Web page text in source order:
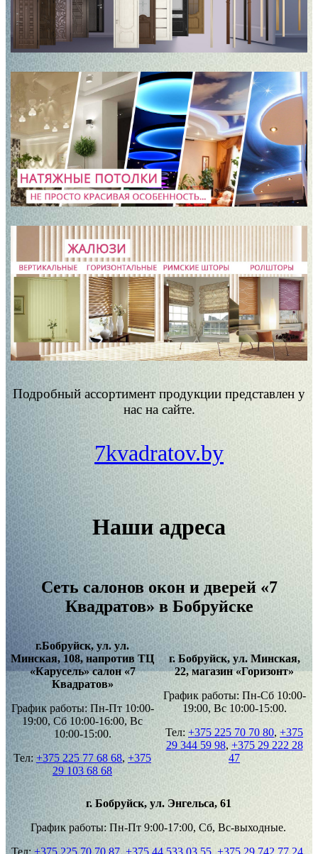
Подробный ассортимент продукции представлен у
нас на сайте.
7kvadratov.by
Наши адреса
Сеть салонов окон и дверей «7
Квадратов» в Бобруйске
г.Бобруйск, ул. ул.
Минская, 108, напротив ТЦ
«Карусель» салон «7
Квадратов»
График работы: Пн-Пт 10:00-
19:00, Сб 10:00-16:00, Вс
10:00-15:00.
Тел:+375 225 77 68 68, +375
29 103 68 68
г. Бобруйск, ул. Минская,
22, магазин «Горизонт»
График работы: Пн-Сб 10:00-
19:00, Вс 10:00-15:00.
Тел: +375 225 70 70 80, +375
29 344 59 98, +375 29 222 28
47
г. Бобруйск, ул. Энгельса, 61
График работы: Пн-Пт 9:00-17:00, Сб, Вс-выходные.
Тел: +375 225 70 70 87, +375 44 533 03 55, +375 29 742 77 24,